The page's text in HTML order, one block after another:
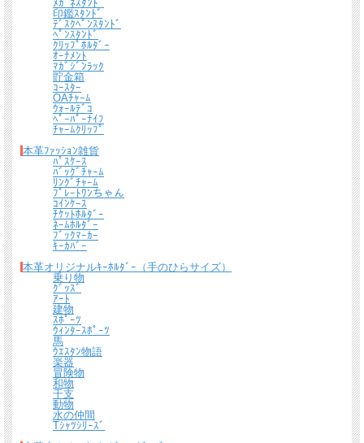
ﾒｶﾞﾈｽﾀﾝﾄﾞ
印鑑ｽﾀﾝﾄﾞ
ﾃﾞｽｸﾍﾟﾝｽﾀﾝﾄﾞ
ﾍﾟﾝｽﾀﾝﾄﾞ
ｸﾘｯﾌﾟﾎﾙﾀﾞｰ
ｵｰﾅﾒﾝﾄ
ﾏｶﾞｼﾞﾝﾗｯｸ
貯金箱
ｺｰｽﾀｰ
OAﾁｬｰﾑ
ｳｫｰﾙﾃﾞｺ
ﾍﾟｰﾊﾟｰﾅｲﾌ
ﾁｬｰﾑｸﾘｯﾌﾟ
本革ﾌｧｯｼｮﾝ雑貨
ﾊﾟｽｹｰｽ
ﾊﾞｯｸﾞﾁｬｰﾑ
ﾘﾝｸﾞﾁｬｰﾑ
ﾌﾟﾚｰﾄﾜﾝちゃん
ｺｲﾝｹｰｽ
ﾁｹｯﾄﾎﾙﾀﾞｰ
ﾈｰﾑﾎﾙﾀﾞｰ
ﾌﾞｯｸﾏｰｶｰ
ｷｰｶﾊﾞｰ
本革オリジナルｷｰﾎﾙﾀﾞｰ（手のひらサイズ）
乗り物
ｸﾞｯｽﾞ
ｱｰﾄ
建物
ｽﾎﾟｰﾂ
ｳｨﾝﾀｰｽﾎﾟｰﾂ
馬
ｳｴｽﾀﾝ物語
楽器
冒険物
和物
干支
動物
水の仲間
Tｼｬﾂｼﾘｰｽﾞ